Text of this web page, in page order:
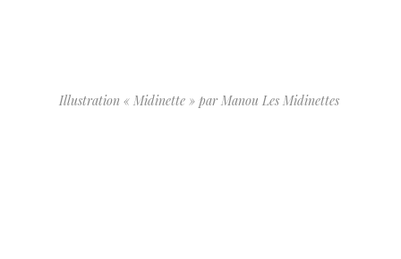
Illustration « Midinette » par Manou Les Midinettes